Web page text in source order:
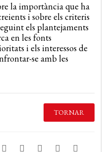
la importància que ha
i sobre els criteris
els plantejaments
en les fonts
i els interessos de
se amb les
TORNAR